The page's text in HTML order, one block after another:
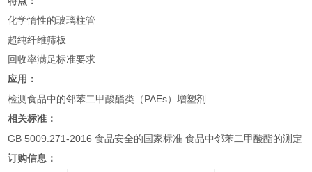
化学惰性的玻璃柱管
超纯纤维筛板
回收率满足标准要求
应用：
检测食品中的邻苯二甲酸酯类（ PAEs）增塑剂
相关标准：
GB 5009.271-2016食品安全的国家标准食品中邻苯二甲酸酯的测定
订购信息：